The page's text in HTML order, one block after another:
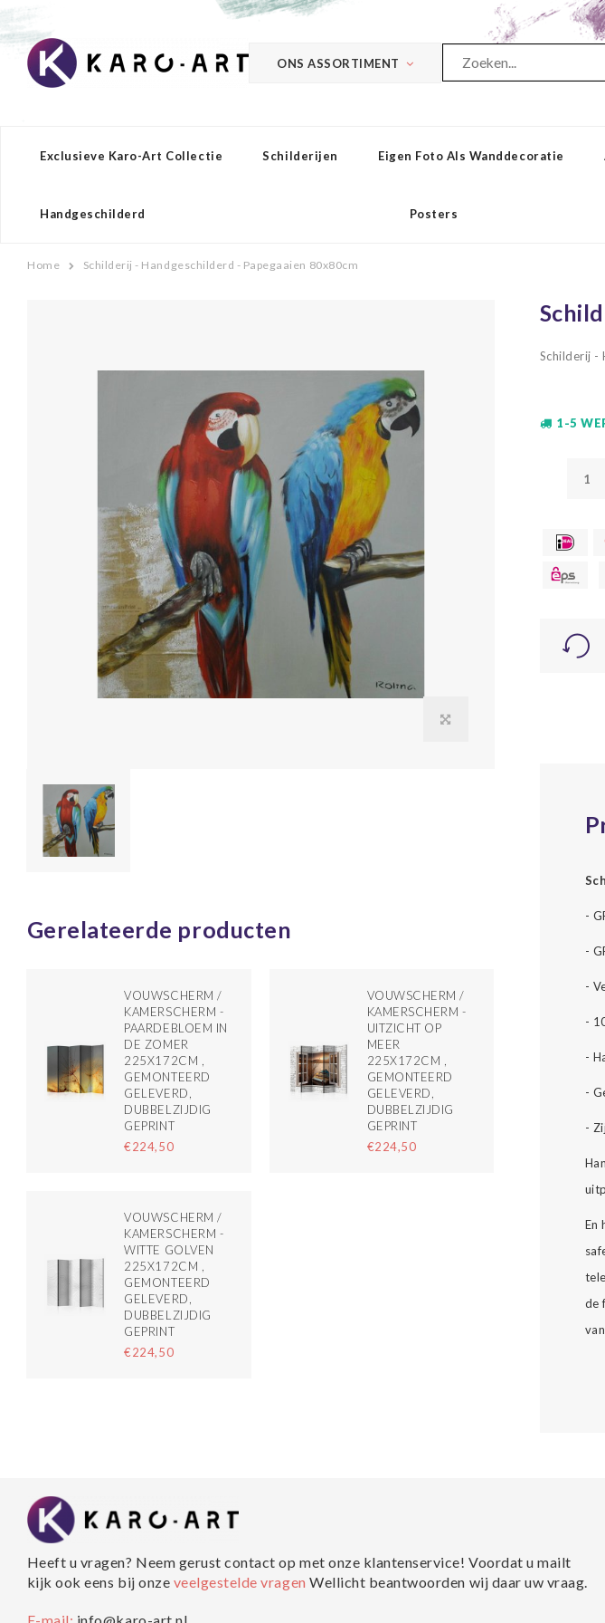
ONS ASSORTIMENT
Exclusieve Karo-Art Collectie Schilderijen Eigen Foto Als Wanddecoratie
Handgeschilderd Posters
Home Schilderij - Handgeschilderd - Papegaaien 80x80cm
Gerelateerde producten
VOUWSCHERM /
KAMERSCHERM -
PAARDEBLOEM IN
DE ZOMER
225X172CM ,
GEMONTEERD
GELEVERD,
DUBBELZIJDIG
GEPRINT
€224,50
VOUWSCHERM /
KAMERSCHERM -
UITZICHT OP
MEER
225X172CM ,
GEMONTEERD
GELEVERD,
DUBBELZIJDIG
GEPRINT
€224,50
VOUWSCHERM /
KAMERSCHERM -
WITTE GOLVEN
225X172CM ,
GEMONTEERD
GELEVERD,
DUBBELZIJDIG
GEPRINT
€224,50
Schilderij -
1-5
-
-
-
-
-
-
-
En
de
Heeft u vragen? Neem gerust contact op met onze klantenservice! Voordat u mailt
kijk ook eens bij onze veelgestelde vragenWellicht beantwoorden wij daar uw vraag.